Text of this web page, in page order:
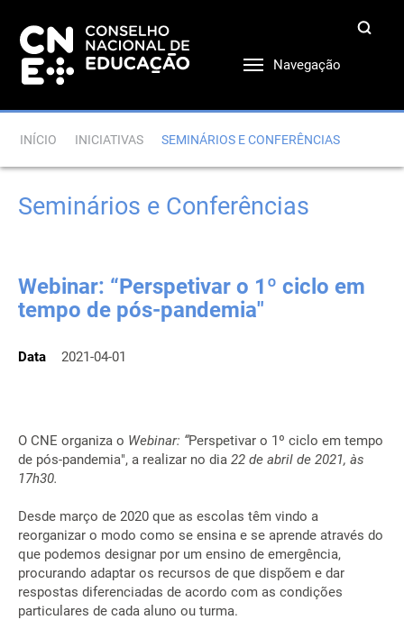
Navegação
INÍCIO INICIATIVAS SEMINÁRIOS E CONFERÊNCIAS
Seminários e Conferências
Webinar: “Perspetivar o 1º ciclo em
tempo de pós-pandemia"
Data 2021-04-01
O CNE organiza o Webinar: “Perspetivar o 1º ciclo em tempo
de pós-pandemia", a realizar no dia 22 de abril de 2021, às
17h30.
Desde março de 2020 que as escolas têm vindo a
reorganizar o modo como se ensina e se aprende através do
que podemos designar por um ensino de emergência,
procurando adaptar os recursos de que dispõem e dar
respostas diferenciadas de acordo com as condições
particulares de cada aluno ou turma.